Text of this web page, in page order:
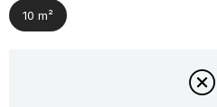
10 m²